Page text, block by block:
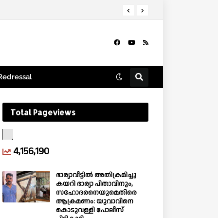
Total Pageviews
4,156,190
ഭാര്യാവീട്ടിൽ അതിക്രമിച്ചു
കയറി ഭാര്യാ പിതാവിനും,
സഹോദരനെയുമെതിരെ
ആക്രമണം: യുവാവിനെ
കൊടുവള്ളി പോലീസ്